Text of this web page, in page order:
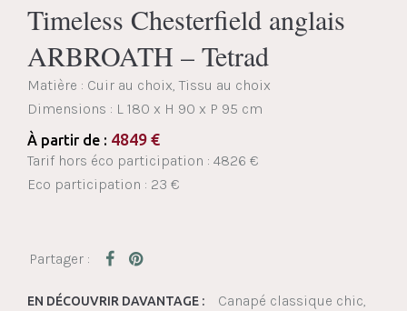
Timeless Chesterfield anglais
ARBROATH – Tetrad
Matière : Cuir au choix, Tissu au choix
Dimensions : L 180 x H 90 x P 95 cm
À partir de : 4849 €
Tarif hors éco participation : 4826 €
Eco participation : 23 €
EN DÉCOUVRIR DAVANTAGE :
Canapé classique chic